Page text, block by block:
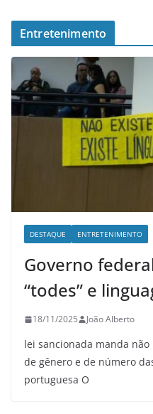
Entretenimento
DESTAQUE ENTRETENIMENTO
Governo
“todes” e
18/11/2025 João Alberto
lei sancionada manda não
de gênero e de número
portuguesa O